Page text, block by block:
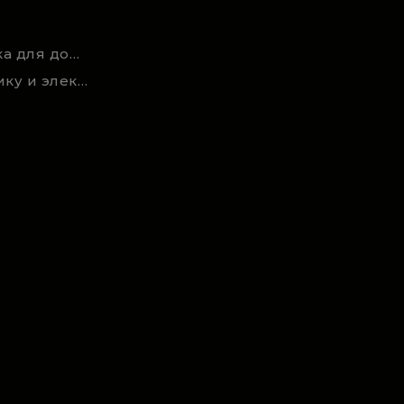
Новости и статьи техника для дома, сада и ремонта
Акции на садовую технику и электроинструмент на RSmarket.by